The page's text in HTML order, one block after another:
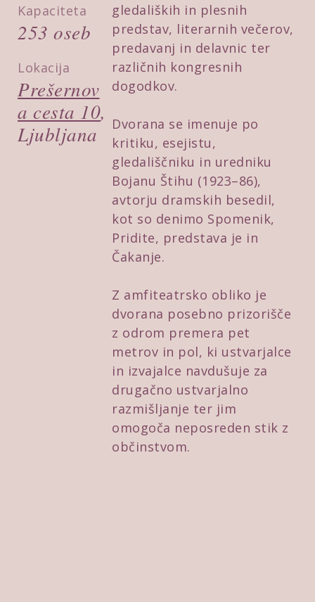
Kapaciteta
253 oseb
Lokacija
Prešernov
a cesta 10,
Ljubljana
gledaliških in plesnih
predstav, literarnih večerov,
predavanj in delavnic ter
različnih kongresnih
dogodkov.
Dvorana se imenuje po
kritiku, esejistu,
gledališčniku in uredniku
Bojanu Štihu (1923–86),
avtorju dramskih besedil,
kot so denimo Spomenik,
Pridite, predstava je in
Čakanje.
Z amfiteatrsko obliko je
dvorana posebno prizorišče
z odrom premera pet
metrov in pol, ki ustvarjalce
in izvajalce navdušuje za
drugačno ustvarjalno
razmišljanje ter jim
omogoča neposreden stik z
občinstvom.